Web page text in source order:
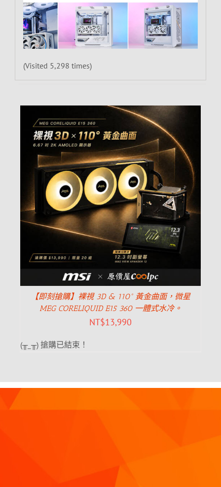
(Visited 5,298 times)
【即刻搶購】裸視 3D & 110° 黃金曲面，微星
MEG CORELIQUID E15 360 一體式水冷。
NT$13,990
(╥_╥) 搶購已結束！